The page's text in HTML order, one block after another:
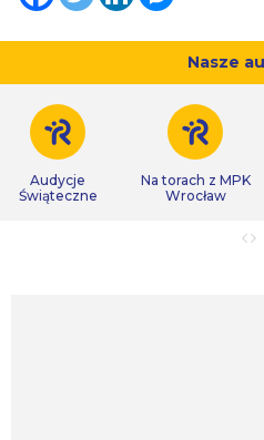
Nasze
Audycje
Świąteczne
Na torach z MPK
Wrocław